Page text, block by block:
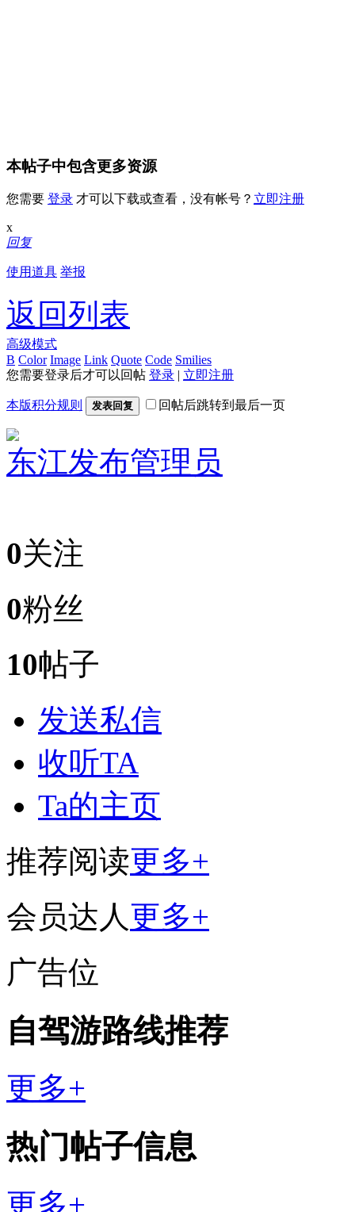
本帖子中包含更多资源
您需要 登录 才可以下载或查看，没有帐号？ 立即注册
x
回复
使用道具 举报
返回列表
高级模式
B Color Image Link Quote Code Smilies
您需要登录后才可以回帖 登录 | 立即注册
本版积分规则 发表回复 回帖后跳转到最后一页
东江发布管理员
0关注
0粉丝
10帖子
发送私信
收听TA
Ta的主页
推荐阅读更多+
会员达人更多+
广告位
自驾游路线推荐
更多+
热门帖子信息
更多+